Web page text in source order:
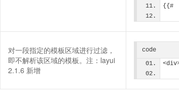
对一段指定的模板区域进行过滤，
即不解析该区域的模板。注：layui
2.1.6 新增
code